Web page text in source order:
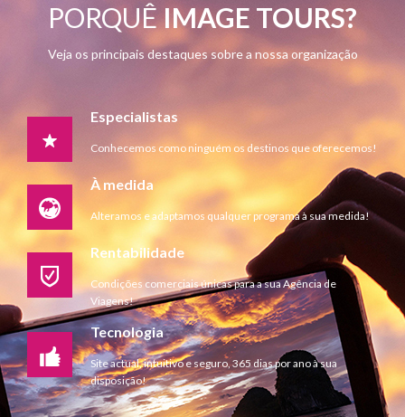
PORQUÊIMAGE TOURS?
Veja os principais destaques sobre a nossa organização
Especialistas
Conhecemos como ninguém os destinos que oferecemos!
À medida
Alteramos e adaptamos qualquer programa à sua medida!
Rentabilidade
Condições comerciais únicas para a sua Agência de
Viagens!
Tecnologia
Site actual, intuitivo e seguro, 365 dias por ano à sua
disposição!